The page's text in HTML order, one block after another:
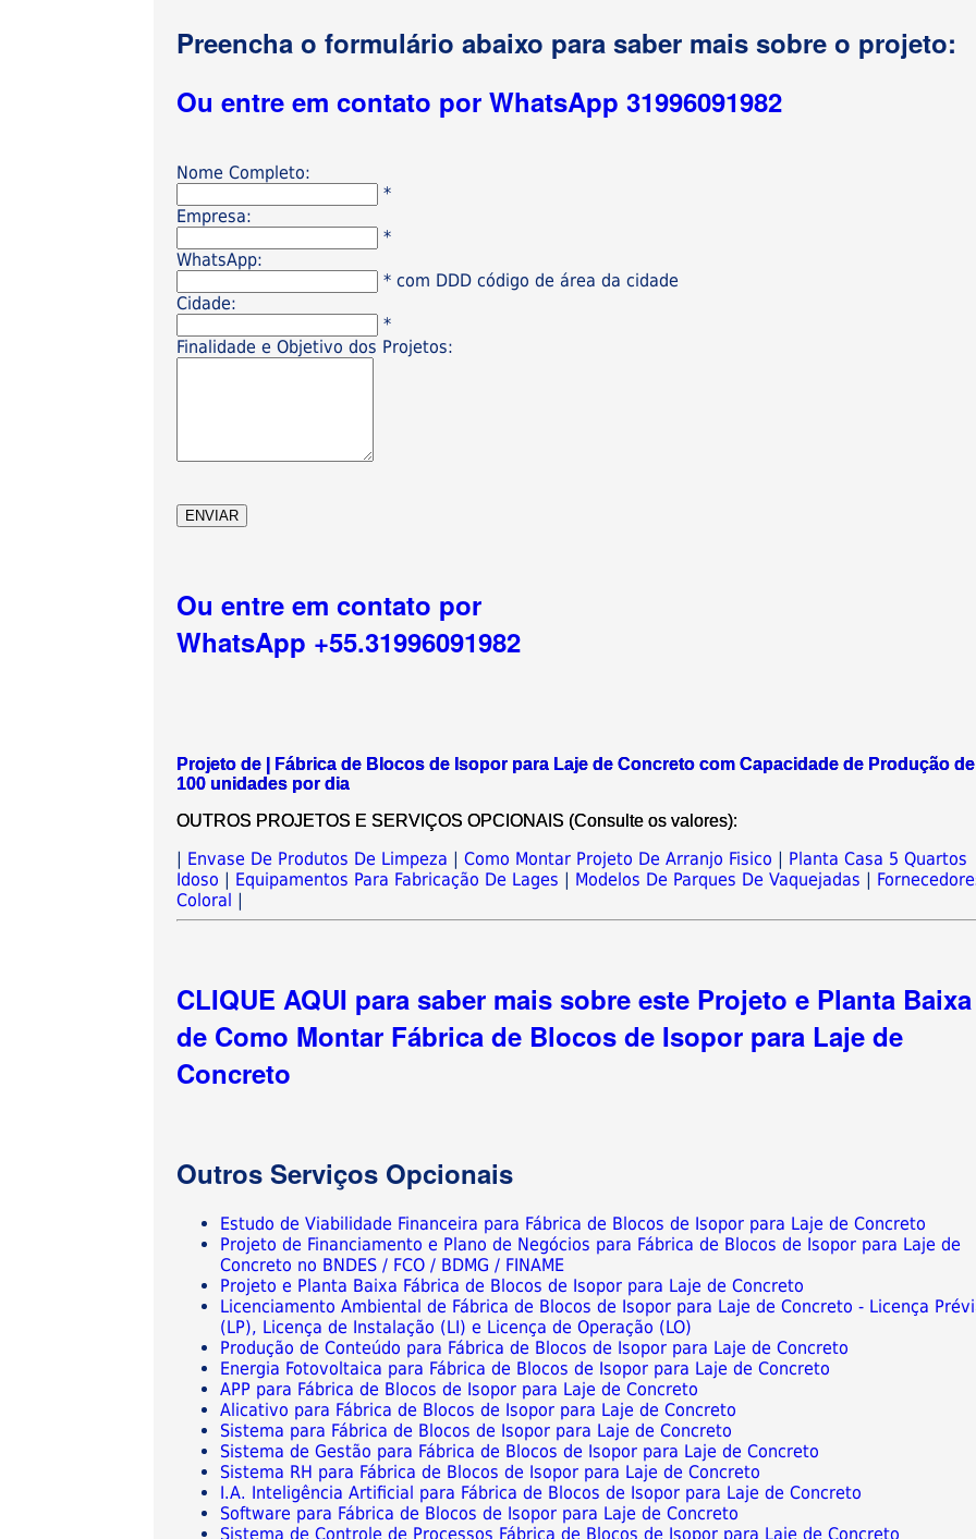
Preencha o formulário abaixo para saber mais sobre o projeto:
Ou entre em contato por WhatsApp 31996091982
Nome Completo:
*
Empresa:
*
WhatsApp:
* com DDD código de área da cidade
Cidade:
*
Finalidade e Objetivo dos Projetos:
Ou entre em contato por
WhatsApp +55.31996091982
Projeto de | Fábrica de Blocos de Isopor para Laje de Concreto com Capacidade de Produção de
100 unidades por dia
OUTROS PROJETOS E SERVIÇOS OPCIONAIS (Consulte os valores):
Envase De Produtos De Limpeza |Como Montar Projeto De Arranjo Fisico
Planta Casa 5 Quartos
Idoso
Equipamentos Para Fabricação De Lages Modelos De Parques De Vaquejadas
Coloral
CLIQUE AQUI para saber mais sobre este Projeto e Planta Baixa
de Como Montar Fábrica de Blocos de Isopor para Laje de
Concreto
Outros Serviços Opcionais
Estudo de Viabilidade Financeira para Fábrica de Blocos de Isopor para Laje de Concreto
Projeto de Financiamento e Plano de Negócios para Fábrica de Blocos de Isopor para Laje de
Concreto no BNDES / FCO / BDMG / FINAME
Projeto e Planta Baixa Fábrica de Blocos de Isopor para Laje de Concreto
Licenciamento Ambiental de Fábrica de Blocos de Isopor para Laje de Concreto - Licença
(LP), Licença de Instalação (LI) e Licença de Operação (LO)
Produção de Conteúdo para Fábrica de Blocos de Isopor para Laje de Concreto
Energia Fotovoltaica para Fábrica de Blocos de Isopor para Laje de Concreto
APP para Fábrica de Blocos de Isopor para Laje de Concreto
Alicativo para Fábrica de Blocos de Isopor para Laje de Concreto
Sistema para Fábrica de Blocos de Isopor para Laje de Concreto
Sistema de Gestão para Fábrica de Blocos de Isopor para Laje de Concreto
Sistema RH para Fábrica de Blocos de Isopor para Laje de Concreto
I.A. Inteligência Artificial para Fábrica de Blocos de Isopor para Laje de Concreto
Software para Fábrica de Blocos de Isopor para Laje de Concreto
Sistema de Controle de Processos Fábrica de Blocos de Isopor para Laje de Concreto